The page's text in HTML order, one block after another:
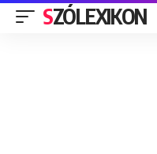
SZÓLEXIKON